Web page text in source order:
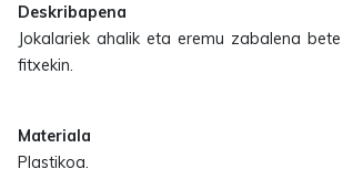
Deskribapena
Jokalariek ahalik eta eremu zabalena
fitxekin.
Materiala
Plastikoa.